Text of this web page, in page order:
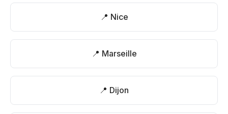
📍 Nice
📍 Marseille
📍 Dijon